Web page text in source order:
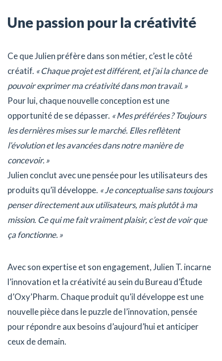
Une passion pour la créativité
Ce que Julien préfère dans son métier, c’est le côté
créatif. « Chaque projet est différent, et j’ai la chance de
pouvoir exprimer ma créativité dans mon travail. »
Pour lui, chaque nouvelle conception est une
opportunité de se dépasser. « Mes préférées ? Toujours
les dernières mises sur le marché. Elles reflètent
l’évolution et les avancées dans notre manière de
concevoir. »
Julien conclut avec une pensée pour les utilisateurs des
produits qu’il développe. « Je conceptualise sans toujours
penser directement aux utilisateurs, mais plutôt à ma
mission. Ce qui me fait vraiment plaisir, c’est de voir que
ça fonctionne. »
Avec son expertise et son engagement, Julien T. incarne
l’innovation et la créativité au sein du Bureau d’Étude
d’Oxy’Pharm. Chaque produit qu’il développe est une
nouvelle pièce dans le puzzle de l’innovation, pensée
pour répondre aux besoins d’aujourd’hui et anticiper
ceux de demain.